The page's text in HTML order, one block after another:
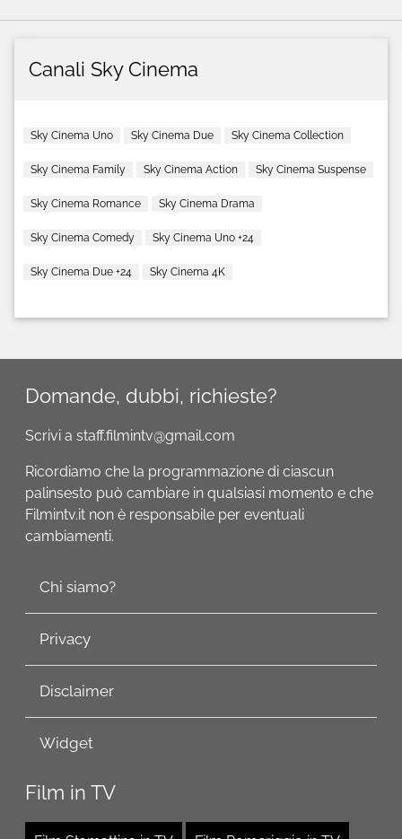
Canali Sky Cinema
Sky Cinema Uno Sky Cinema Due Sky Cinema Collection
Sky Cinema Family Sky Cinema Action Sky Cinema Suspense
Sky Cinema Romance Sky Cinema Drama
Sky Cinema Comedy Sky Cinema Uno +24
Sky Cinema Due +24 Sky Cinema 4K
Domande, dubbi, richieste?
Scrivi a staff.filmintv@gmail.com
Ricordiamo che la programmazione di ciascun
palinsesto può cambiare in qualsiasi momento e che
Filmintv.it non è responsabile per eventuali
cambiamenti.
Chi siamo?
Privacy
Disclaimer
Widget
Film in TV